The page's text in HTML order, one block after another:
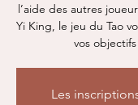
l’aide des autres
Yi King, le jeu du Tao
vos
Les